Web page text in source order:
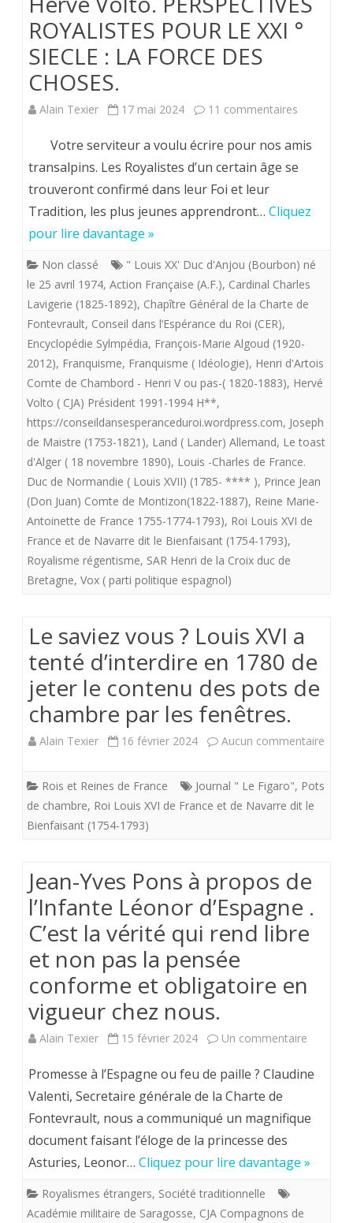
du
?
ROYALISTES POUR LE XXI °
SIECLE : LA FORCE DES
CHOSES.
Alain Texier 17 mai 2024 11 commentaires
Volto.
LE
XXI
SIECLE
:
FORCE
DES
CHOSES.
Votre serviteur a voulu écrire pour nos amis
transalpins. Les Royalistes d’un certain âge se
trouveront confirmé dans leur Foi et leur
Tradition, les plus jeunes apprendront… Cliquez
pour lire davantage »
Non classé
" Louis XX' Duc d'Anjou (Bourbon) né
le 25 avril 1974, Action Française (A.F.), Cardinal Charles
Lavigerie (1825-1892), Chapître Général de la Charte de
Fontevrault, Conseil dans l’Espérance du Roi (CER),
Encyclopédie Sylmpédia, François-Marie Algoud (1920-
2012), Franquisme, Franquisme ( Idéologie), Henri d'Artois
Comte de Chambord - Henri V ou pas-( 1820-1883), Hervé
Volto ( CJA) Président 1991-1994 H**,
https://conseildansesperanceduroi.wordpress.com, Joseph
de Maistre (1753-1821), Land ( Lander) Allemand, Le toast
d'Alger ( 18 novembre 1890), Louis -Charles de France.
Duc de Normandie ( Louis XVII) (1785- **** ), Prince Jean
(Don Juan) Comte de Montizon(1822-1887), Reine Marie-
Antoinette de France 1755-1774-1793), Roi Louis XVI de
France et de Navarre dit le Bienfaisant (1754-1793),
Royalisme régentisme, SAR Henri de la Croix duc de
Bretagne, Vox ( parti politique espagnol)
Le saviez vous ? Louis XVI a
tenté d’interdire en 1780 de
jeter le contenu des pots de
chambre par les fenêtres.
Alain Texier 16 février 2024 Aucun commentaire
Rois et Reines de France Journal " Le Figaro", Pots
de chambre, Roi Louis XVI de France et de Navarre dit le
Bienfaisant (1754-1793)
Jean-Yves Pons à propos de
l’Infante Léonor d’Espagne .
C’est la vérité qui rend libre
et non pas la pensée
conforme et obligatoire en
vigueur chez nous.
Alain Texier 15 février 2024 Un commentaire
Pons
Promesse à l’Espagne ou feu de paille ? Claudine
Valenti, Secretaire générale de la Charte de
Fontevrault, nous a communiqué un magnifique
document faisant l’éloge de la princesse des
Asturies, Leonor… Cliquez pour lire davantage »
Royalismes étrangers, Société traditionnelle
Académie militaire de Saragosse, CJA Compagnons de